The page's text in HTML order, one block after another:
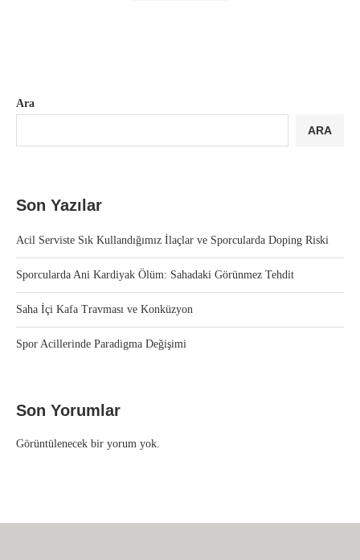
Ara
ARA
Son Yazılar
Acil Serviste Sık Kullandığımız İlaçlar ve Sporcularda Doping Riski
Sporcularda Ani Kardiyak Ölüm: Sahadaki Görünmez Tehdit
Saha İçi Kafa Travması ve Konküzyon
Spor Acillerinde Paradigma Değişimi
Son Yorumlar
Görüntülenecek bir yorum yok.